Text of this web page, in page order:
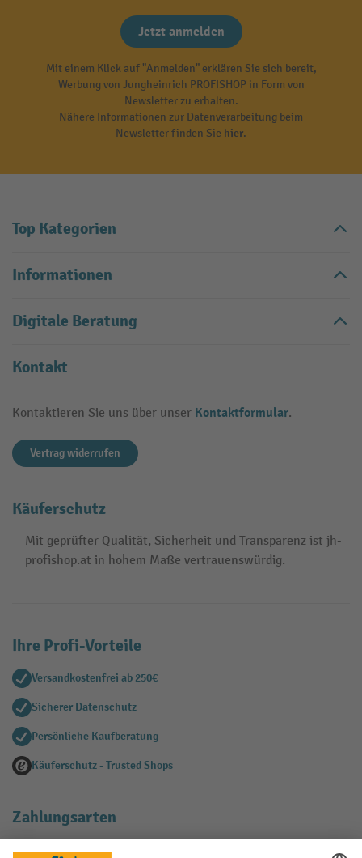
Jetzt anmelden
Mit einem Klick auf "Anmelden" erklären Sie sich bereit,
Werbung von Jungheinrich PROFISHOP in Form von
Newsletter zu erhalten.
Nähere Informationen zur Datenverarbeitung beim
Newsletter finden Sie hier.
Top Kategorien
Informationen
Digitale Beratung
Kontakt
Kontaktieren Sie uns über unser Kontaktformular.
Vertrag widerrufen
Käuferschutz
Mit geprüfter Qualität, Sicherheit und Transparenz ist jh-
profishop.at in hohem Maße vertrauenswürdig.
Ihre Profi-Vorteile
Versandkostenfrei ab 250€
Sicherer Datenschutz
Persönliche Kaufberatung
Käuferschutz - Trusted Shops
Zahlungsarten